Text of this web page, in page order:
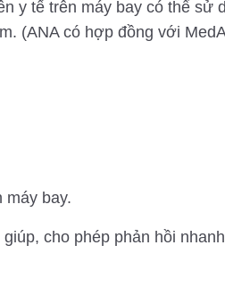
y tế trên máy bay có thể sử
(ANA có hợp đồng với
máy bay.
cho phép phản hồi